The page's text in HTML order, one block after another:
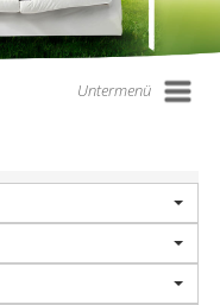
Untermenü